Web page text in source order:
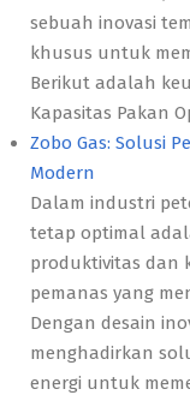
sebuah inovasi
khusus untuk
Berikut adalah
Kapasitas Pakan
Zobo Gas: Solusi
Modern
Dalam industri
tetap optimal
produktivitas dan
pemanas yang
Dengan desain
menghadirkan
energi untuk